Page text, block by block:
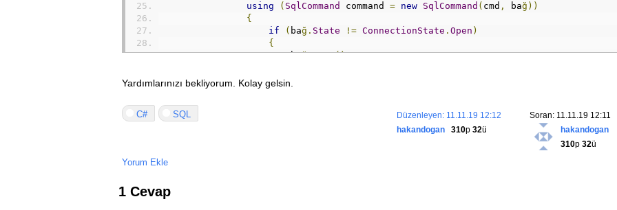
using ( SqlCommand command = new SqlCommand ( cmd , bağ))
{
if
( bağ. State != ConnectionState . Open )
{
                        ba
ğ.Open();
                    command
= new SqlCommand(cmd2 bağ))
                        ba
                    command2
Yardımlarınızı bekliyorum. Kolay gelsin.
C# SQL
Soran: 11.11.19 12:11
hakandogan
310p 32ü
Düzenleyen: 11.11.19 12:12
hakandogan
310p 32ü
Yorum Ekle
1 Cevap